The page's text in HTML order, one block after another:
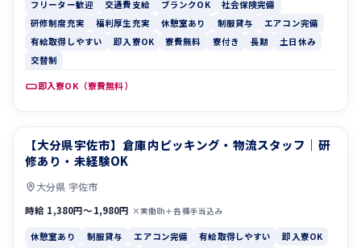
フリーター歓迎
交通費支給 ブランクOK
社会保険完備
研修制度充実
福利厚生充実 休憩室あり 制服貸与
エアコン完備
有給取得しやすい
即入寮OK 寮費無料 寮付き 長期
土日休み
交替制
即入寮OK（寮費無料）
休憩室あり 制服貸与
【大分県宇佐市】倉庫内ピッキング・物流スタッフ｜研
修あり・未経験OK
大分県 宇佐市
時給 1,380円〜1,980円 ×実働8h＋各種手当込み
休憩室あり 制服貸与 エアコン完備 有給取得しやすい
即入寮OK